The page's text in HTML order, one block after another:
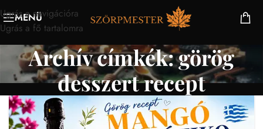
Ugrás a navigációra
Ugrás a fő tartalomra
MENÜ
Archív címkék: görög
desszert recept